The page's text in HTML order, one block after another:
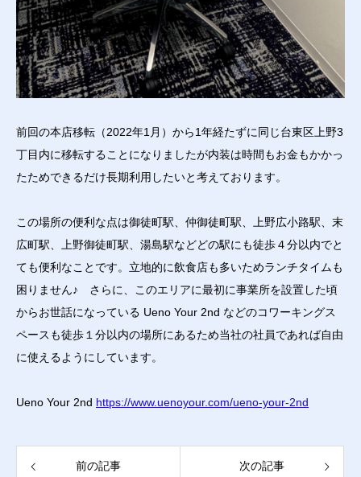
前回の本店移転（2022年1月）から1年経たずに同じ台東区上野3
丁目内に移転することになりましたが内装は時間もお金もかかっ
たためできるだけ長期利用したいと考えております。
この場所の便利な点は御徒町駅、仲御徒町駅、上野広小路駅、末
広町駅、上野御徒町駅、湯島駅などどの駅にも徒歩４分以内でと
ても便利なことです。立地的に飲食店も多いためランチタイムも
困りません♪ さらに、このエリアに最初に事業所を設置した頃
からお世話になっている Ueno Your 2nd などのコワーキングス
ペースも徒歩１分以内の場所にあるため当社の社員であれば自由
に使えるようにしています。
Ueno Your 2nd https://www.uenoyour.com/ueno-your-2nd
前の記事 次の記事